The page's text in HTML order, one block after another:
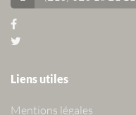
Liens utiles
Mentions légales